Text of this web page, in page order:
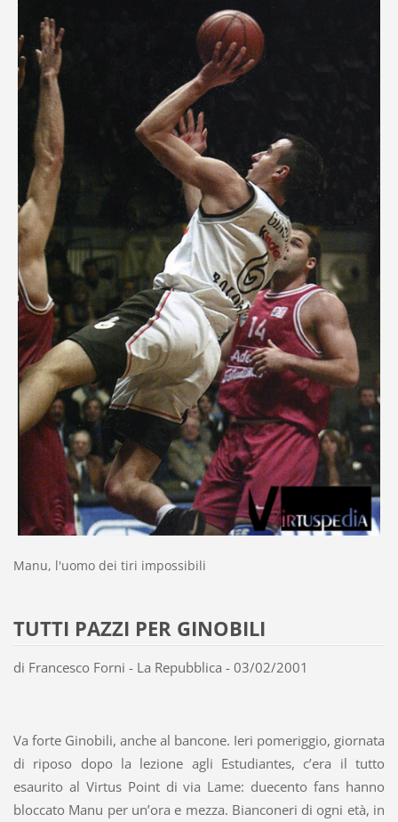
Manu, l'uomo dei tiri impossibili
TUTTI PAZZI PER GINOBILI
di Francesco Forni - La Repubblica - 03/02/2001
Va forte Ginobili, anche al bancone. Ieri pomeriggio, giornata
di riposo dopo la lezione agli Estudiantes, c’era il tutto
esaurito al Virtus Point di via Lame: duecento fans hanno
bloccato Manu per un’ora e mezza. Bianconeri di ogni età, in